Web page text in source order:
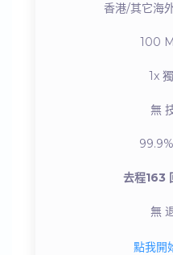
香港/其它海
100
1x
無
99.9%
去程163
無
點我開